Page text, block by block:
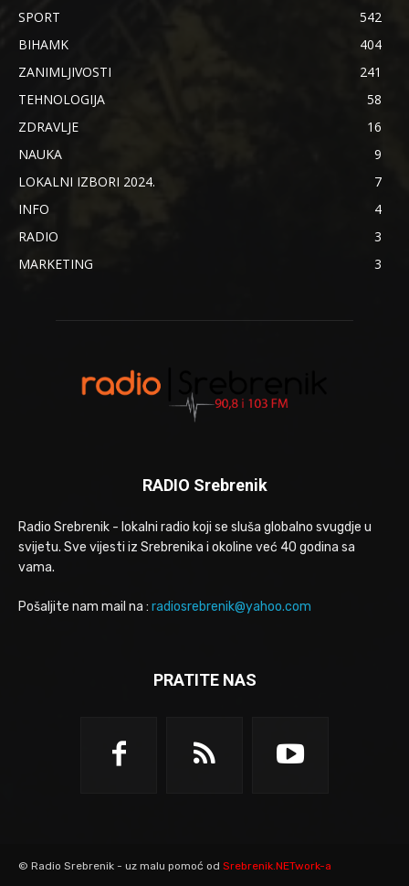
SPORT
542
BIHAMK
404
ZANIMLJIVOSTI
241
TEHNOLOGIJA
58
ZDRAVLJE
16
NAUKA
9
LOKALNI IZBORI 2024.
7
INFO
4
RADIO
3
MARKETING
3
RADIO Srebrenik
Radio Srebrenik - lokalni radio koji se sluša globalno svugdje u
svijetu. Sve vijesti iz Srebrenika i okoline već 40 godina sa
vama.
Pošaljite nam mail na : radiosrebrenik@yahoo.com
PRATITE NAS
© Radio Srebrenik - uz malu pomoć od Srebrenik.NETwork-a